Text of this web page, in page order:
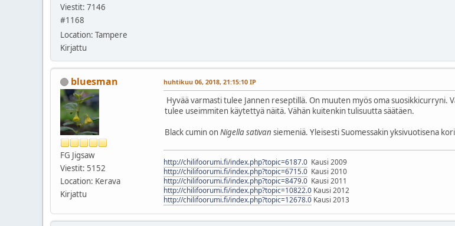
Viestit: 7146
#1168
Location: Tampere
Kirjattu
bluesman
FG Jigsaw
Viestit: 5152
Location: Kerava
Kirjattu
huhtikuu 06, 2018, 21:15:10 IP
Hyvää varmasti tulee Jannen reseptillä. On muuten myös oma
tulee useimmiten käytettyä näitä. Vähän kuitenkin tulisuutta säätäen.
Black cumin onNigella sativan siemeniä. Yleisesti Suomessakin yksivuotisena
http://chilifoorumi.fi/index.php?topic=6187.0 Kausi 2009
http://chilifoorumi.fi/index.php?topic=6715.0 Kausi 2010
http://chilifoorumi.fi/index.php?topic=8479.0 Kausi 2011
http://chilifoorumi.fi/index.php?topic=10822.0 Kausi 2012
http://chilifoorumi.fi/index.php?topic=12678.0 Kausi 2013